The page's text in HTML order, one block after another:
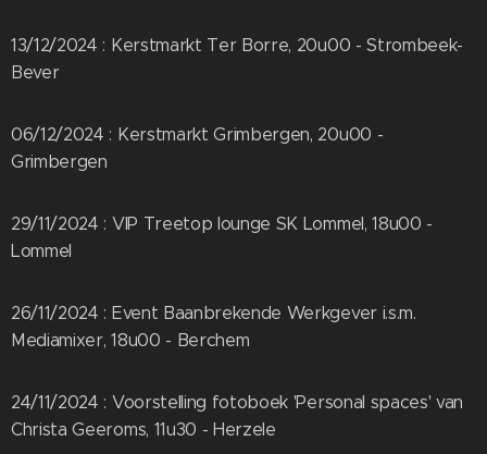
13/12/2024 : Kerstmarkt Ter Borre, 20u00 - Strombeek-
Bever
06/12/2024 : Kerstmarkt Grimbergen, 20u00 -
Grimbergen
29/11/2024 : VIP Treetop lounge SK Lommel, 18u00 -
Lommel
26/11/2024 : Event Baanbrekende Werkgever i.s.m.
Mediamixer, 18u00 - Berchem
24/11/2024 : Voorstelling fotoboek 'Personal spaces' van
Christa Geeroms, 11u30 - Herzele